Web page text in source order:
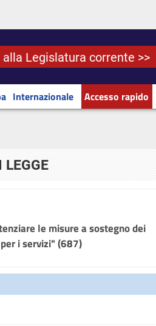
alla Legislatura corrente >>
Internazionale Accesso rapido
LEGGE
le misure a sostegno dei
i servizi" (687)